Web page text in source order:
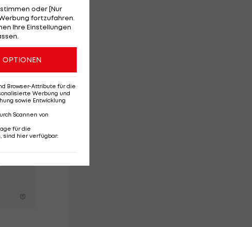
In
oder [Nur
fortzufahren.
Ihre Einstellungen
OPTIONEN
Browser-Attribute für die
Werbung und
sowie Entwicklung
Scannen von
für die
sind hier verfügbar: